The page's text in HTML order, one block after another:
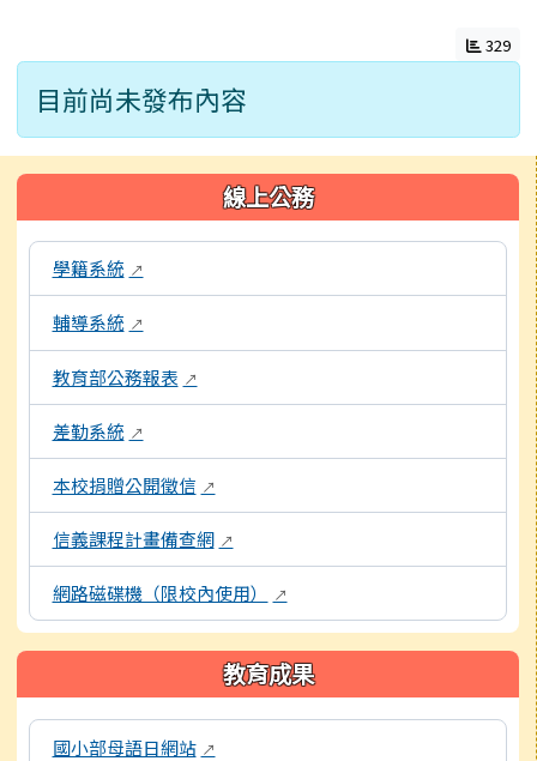
329
目前尚未發布內容
左邊區域內容 線上公務
本區域包含校內行政系統連結，點擊後皆會另開視窗。
學籍系統 ↗
輔導系統 ↗
教育部公務報表 ↗
差勤系統 ↗
本校捐贈公開徵信 ↗
信義課程計畫備查網 ↗
網路磁碟機（限校內使用） ↗
教育成果
以下為校內各專題網站連結，點擊後將另開新視窗開啟網頁。
國小部母語日網站 ↗